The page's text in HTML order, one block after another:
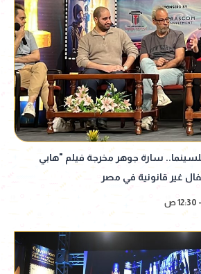
للسينما.. سارة جوهر مخرجة فيلم "هابي
غير قانونية في مصر